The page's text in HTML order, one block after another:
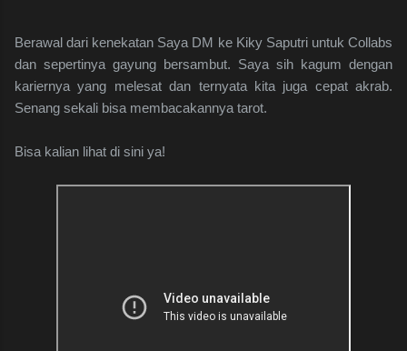
Berawal dari kenekatan Saya DM ke Kiky Saputri untuk Collabs
dan sepertinya gayung bersambut. Saya sih kagum dengan
kariernya yang melesat dan ternyata kita juga cepat akrab.
Senang sekali bisa membacakannya tarot.
Bisa kalian lihat di sini ya!